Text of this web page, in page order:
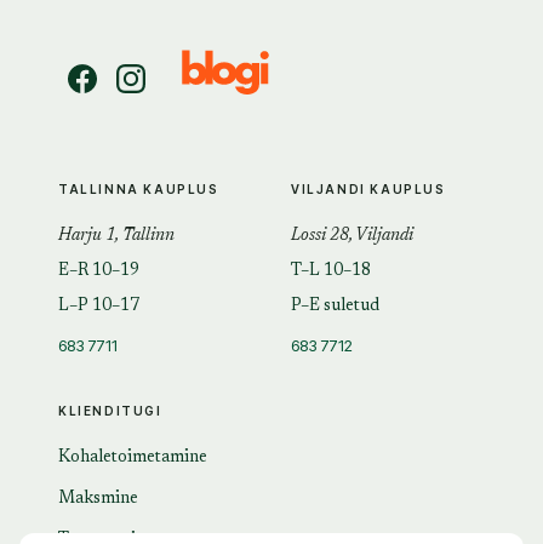
KLIENDITUGI
Kohaletoimetamine
Maksmine
TALLINNA KAUPLUS
Harju 1, Tallinn
E–R 10–19
L–P 10–17
683 7711
VILJANDI KAUPLUS
Lossi 28, Viljandi
T–L 10–18
P–E suletud
683 7712